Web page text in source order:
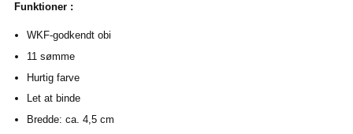
Funktioner :
WKF-godkendt obi
11 sømme
Hurtig farve
Let at binde
Bredde: ca. 4,5 cm